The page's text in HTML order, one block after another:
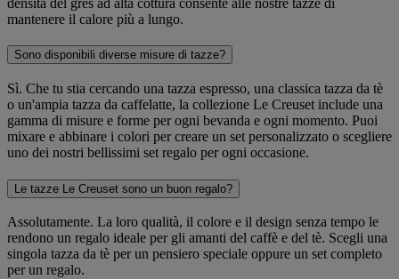
mantenere il calore più a lungo.
Sono disponibili diverse misure di tazze?
Sì. Che tu stia cercando una tazza espresso, una classica tazza da tè
o un'ampia tazza da caffelatte, la collezione Le Creuset include una
gamma di misure e forme per ogni bevanda e ogni momento. Puoi
mixare e abbinare i colori per creare un set personalizzato o scegliere
uno dei nostri bellissimi set regalo per ogni occasione.
Le tazze Le Creuset sono un buon regalo?
Assolutamente. La loro qualità, il colore e il design senza tempo le
rendono un regalo ideale per gli amanti del caffè e del tè. Scegli una
singola tazza da tè per un pensiero speciale oppure un set completo
per un regalo.